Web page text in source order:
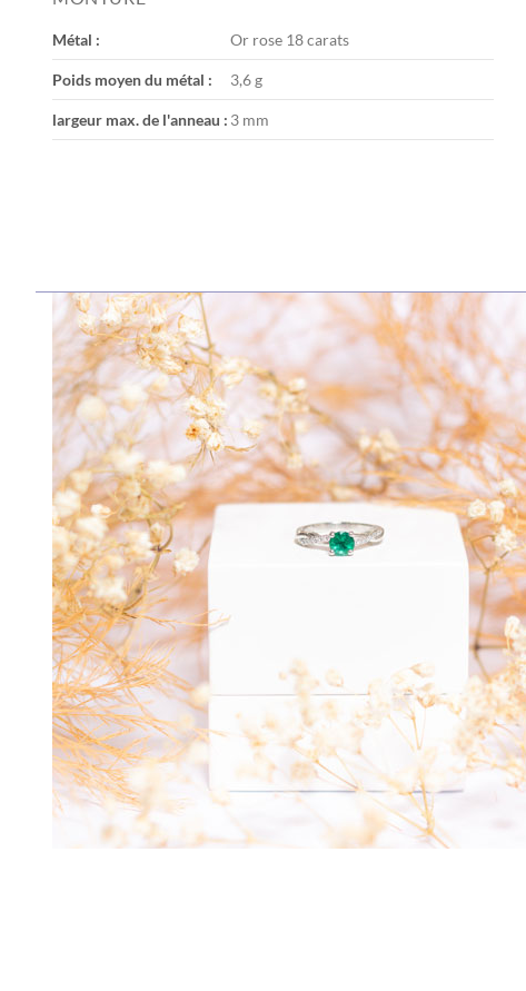
images
Métal : Or rose 18 carats
Poids moyen du métal : 3,6 g
largeur max. de l'anneau : 3 mm